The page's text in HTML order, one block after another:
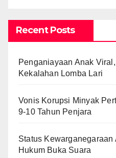
Recent Posts
Penganiayaan Anak
Kekalahan Lomba Lari
Vonis Korupsi Minyak
9-10 Tahun Penjara
Status
Hukum Buka Suara